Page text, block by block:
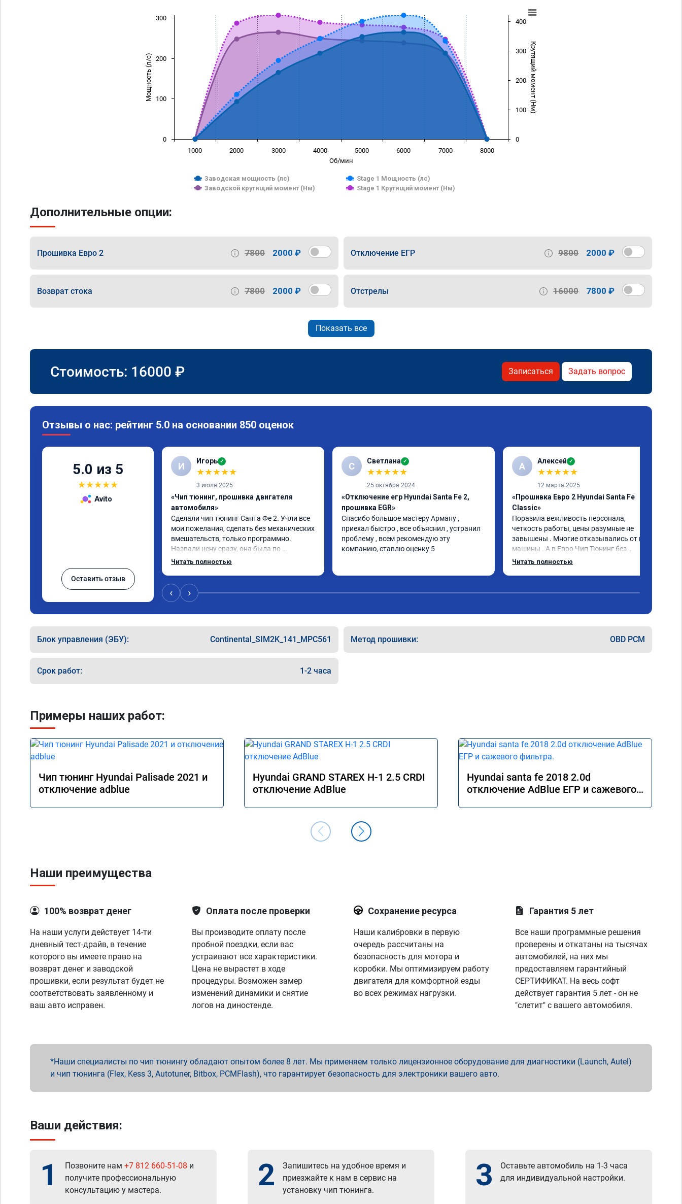
Об/мин
Мощность (л/с) Крутящий момент (Нм)
Заводская мощность (лс)
Stage 1 Мощность (лс)
Заводской крутящий момент (Нм)
Stage 1 Крутящий момент (Нм)
1000 2000 3000 4000 5000 6000 7000 8000
0
100
200
300
0
100
200
300
400
Дополнительные опции:
Прошивка Евро 2 7800 2000 ₽ Отключение ЕГР 9800 2000 ₽
Возврат стока 7800 2000 ₽ Отстрелы 16000 7800 ₽
Показать все
Стоимость: 16000 ₽ Записаться Задать вопрос
Отзывы о нас: рейтинг 5.0 на основании 850 оценок
5.0 из 5
★★★★★
Avito
Оставить отзыв
И Игорь ✓
★★★★★
3 июля 2025
«Чип тюнинг, прошивка двигателя
автомобиля»
Сделали чип тюнинг Санта Фе 2. Учли все
мои пожелания, сделать без механических
вмешательств, только программно.
Назвали цену сразу, она была по
окончании работ без изменений.
качественно сделал работу. Спасибо
большое и процветания сервису!!!
Читать полностью
С Светлана ✓
★★★★★
25 октября 2024
«Отключение егр Hyundai Santa Fe 2,
прошивка EGR»
Спасибо большое мастеру Арману ,
приехал быстро , все объяснил , устранил
проблему , всем рекомендую эту
компанию, ставлю оценку 5
А Алексей ✓
★★★★★
12 марта 2025
«Прошивка Евро 2 Hyundai Santa Fe
Classic»
Поразила вежливость персонала,
четкость работы, цены разумные не
завышены . Многие отказывались от моей
машины . А в Евро Чип Тюнинг без
проблем прошили мою машину.
Читать полностью
‹ ›
Блок управления (ЭБУ): Continental_SIM2K_141_MPC561 Метод прошивки: OBD PCM
Срок работ: 1-2 часа
Примеры наших работ:
Чип тюнинг Hyundai Palisade 2021 и
отключение adblue
Hyundai GRAND STAREX H-1 2.5 CRDI
отключение AdBlue
Hyundai santa fe 2018 2.0d
отключение AdBlue ЕГР и сажевого
Наши преимущества
100% возврат денег
На наши услуги действует 14-ти
дневный тест-драйв, в течение
которого вы имеете право на
возврат денег и заводской
прошивки, если результат будет не
соответствовать заявленному и
ваш авто исправен.
Оплата после проверки
Вы производите оплату после
пробной поездки, если вас
устраивают все характеристики.
Цена не вырастет в ходе
процедуры. Возможен замер
изменений динамики и снятие
логов на диностенде.
Сохранение ресурса
Наши калибровки в первую
очередь рассчитаны на
безопасность для мотора и
коробки. Мы оптимизируем работу
двигателя для комфортной езды
во всех режимах нагрузки.
Гарантия 5 лет
Все наши программные решения
проверены и откатаны на тысячах
автомобилей, на них мы
предоставляем гарантийный
СЕРТИФИКАТ. На весь софт
действует гарантия 5 лет - он не
"слетит" с вашего автомобиля.
Наши специалисты по чип тюнингу обладают опытом более 8 лет. Мы применяем только лицензионное оборудование для диагностики (Launch, Autel)
и чип тюнинга (Flex, Kess 3, Autotuner, Bitbox, PCMFlash), что гарантирует безопасность для электроники вашего авто.
Ваши действия:
1 Позвоните нам +7 812 660-51-08 и
получите профессиональную
консультацию у мастера.
2
Запишитесь на удобное время и
приезжайте к нам в сервис на
установку чип тюнинга.
3
Оставьте автомобиль на 1-3 часа
для индивидуальной настройки.